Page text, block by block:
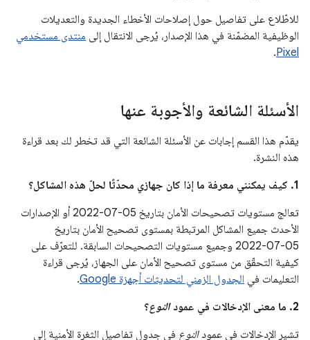
للاطّلاع على تفاصيل حول إصلاحات الأخطاء الجديدة والتعديلات
الوظيفية المضمّنة في هذا الإصدار، يُرجى الانتقال إلى منتدى مستخدمي
Pixel
.
الأسئلة الشائعة والأجوبة عنها
يقدّم هذا القسم إجابات عن الأسئلة الشائعة التي قد تخطر لك بعد قراءة
هذه النشرة.
1. كيف يمكنني معرفة ما إذا كان جهازي محدّثًا لحلّ هذه المشاكل؟
تعالج مستويات تصحيحات الأمان بتاريخ 05‏-07‏-2022 أو الإصدارات
الأحدث جميع المشاكل المرتبطة بمستوى تصحيح الأمان بتاريخ
05‏-07‏-2022 وجميع مستويات التصحيحات السابقة. للتعرّف على
كيفية التحقّق من مستوى تصحيح الأمان على الجهاز، يُرجى قراءة
التعليمات في الجدول الزمني لتحديثات أجهزة Google
.
2. ما معنى الإدخالات في عمود
النوع؟
تشير الإدخالات في عمودالنوع في جدول تفاصيل الثغرة الأمنية إلى